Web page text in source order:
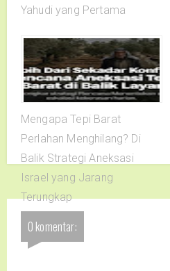
Yahudi yang Pertama
Mengapa Tepi Barat
Perlahan Menghilang? Di
Balik Strategi Aneksasi
Israel yang Jarang
Terungkap
0 komentar: